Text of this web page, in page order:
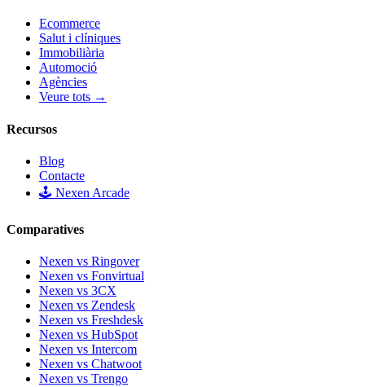
Ecommerce
Salut i clíniques
Immobiliària
Automoció
Agències
Veure tots →
Recursos
Blog
Contacte
🕹️ Nexen Arcade
Comparatives
Nexen vs Ringover
Nexen vs Fonvirtual
Nexen vs 3CX
Nexen vs Zendesk
Nexen vs Freshdesk
Nexen vs HubSpot
Nexen vs Intercom
Nexen vs Chatwoot
Nexen vs Trengo